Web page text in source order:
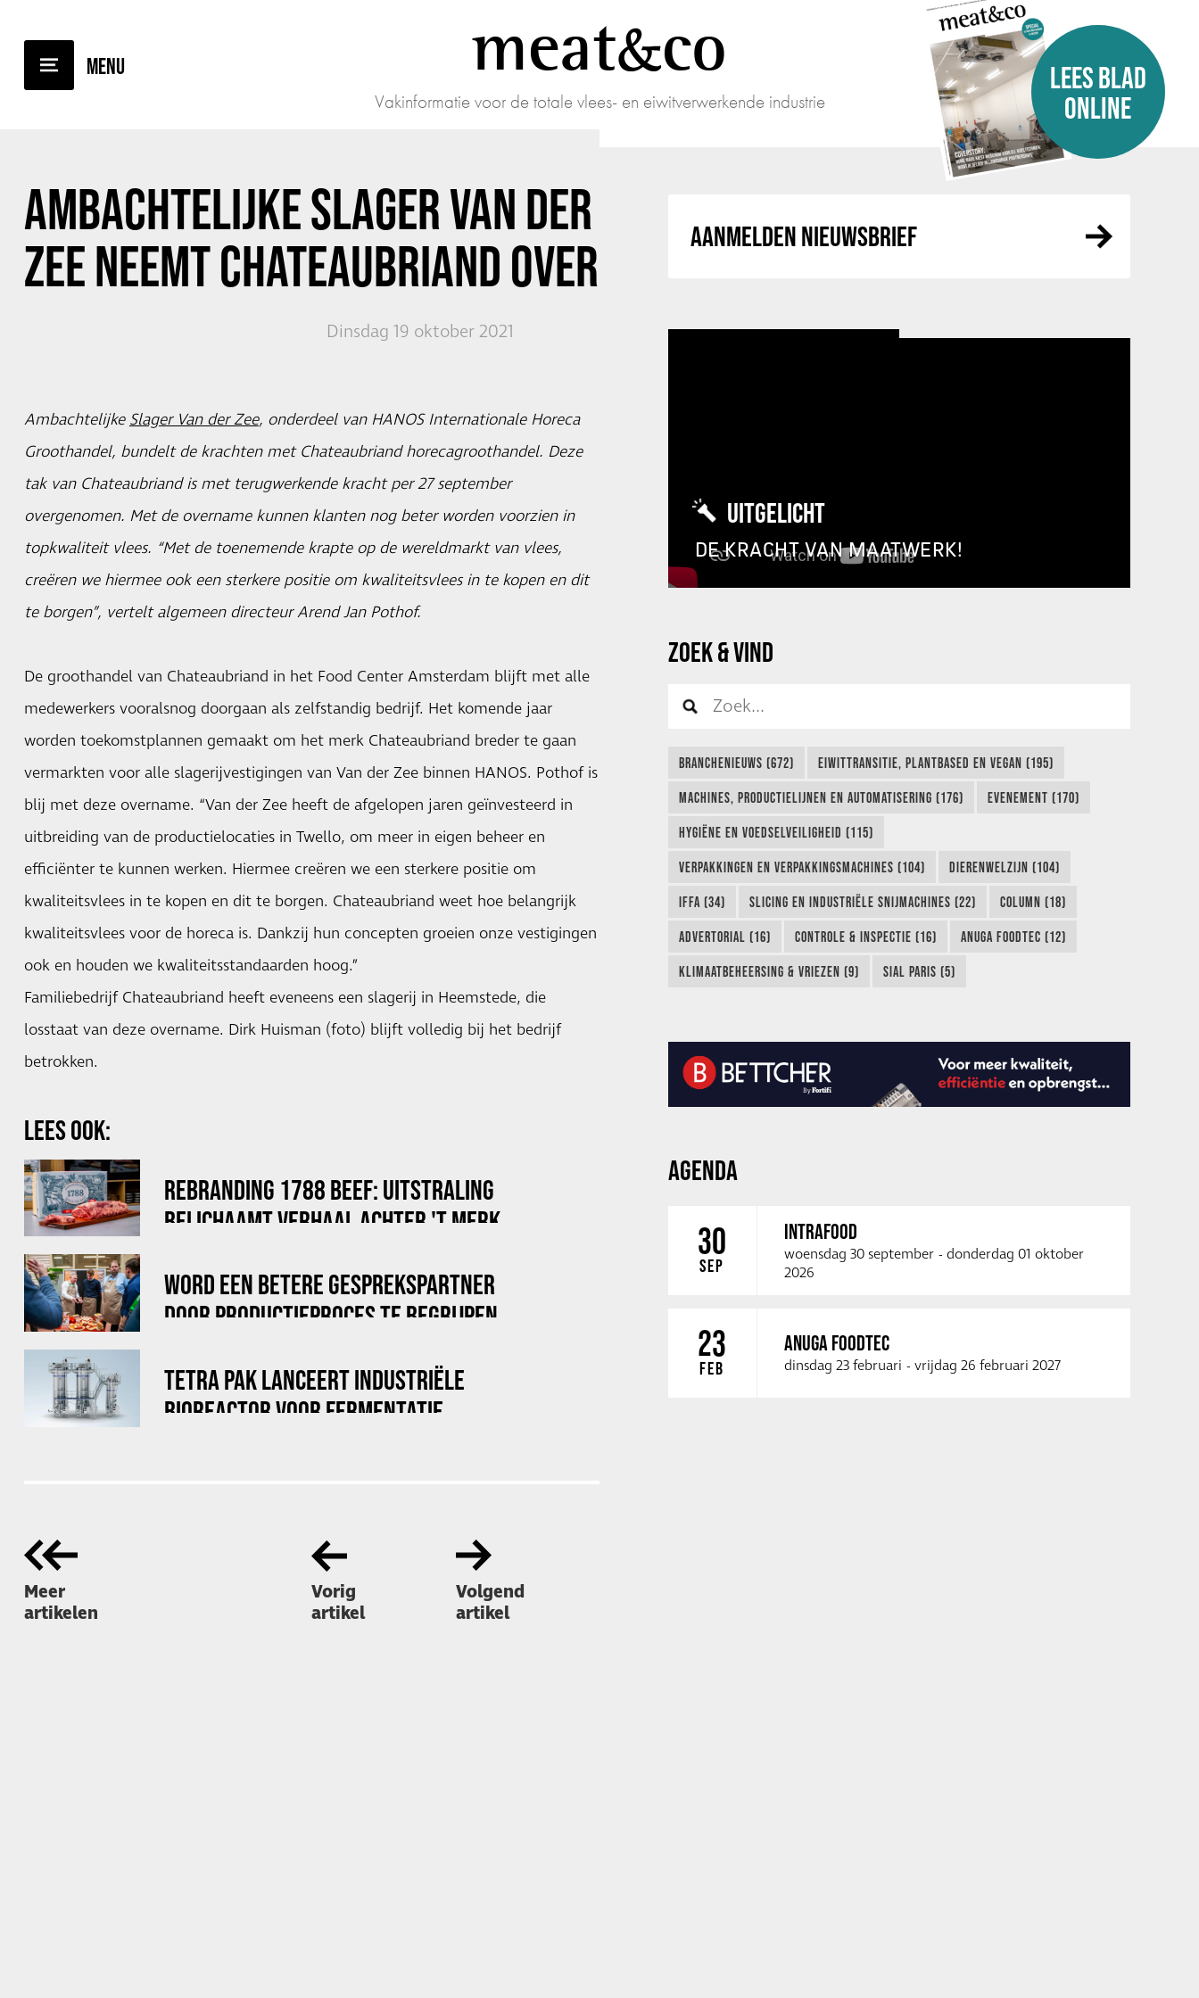
meatco
Vakinformatie voor de totale vlees- en eiwitverwerkende industrie
LEES BLAD
ONLINE
AMBACHTELIJKE SLAGER VAN DER
ZEE NEEMT CHATEAUBRIAND OVER
Dinsdag 19 oktober 2021
Ambachtelijke Slager Van der Zee, onderdeel van HANOS Internationale Horeca
Groothandel, bundelt de krachten met Chateaubriand horecagroothandel. Deze
tak van Chateaubriand is met terugwerkende kracht per 27 september
overgenomen. Met de overname kunnen klanten nog beter worden voorzien in
topkwaliteit vlees. “Met de toenemende krapte op de wereldmarkt van vlees,
creëren we hiermee ook een sterkere positie om kwaliteitsvlees in te kopen en dit
te borgen”, vertelt algemeen directeur Arend Jan Pothof.
De groothandel van Chateaubriand in het Food Center Amsterdam blijft met alle
medewerkers vooralsnog doorgaan als zelfstandig bedrijf. Het komende jaar
worden toekomstplannen gemaakt om het merk Chateaubriand breder te gaan
vermarkten voor alle slagerijvestigingen van Van der Zee binnen HANOS. Pothof is
blij met deze overname. “Van der Zee heeft de afgelopen jaren geïnvesteerd in
uitbreiding van de productielocaties in Twello, om meer in eigen beheer en
efficiënter te kunnen werken. Hiermee creëren we een sterkere positie om
kwaliteitsvlees in te kopen en dit te borgen. Chateaubriand weet hoe belangrijk
kwaliteitsvlees voor de horeca is. Dankzij hun concepten groeien onze vestigingen
ook en houden we kwaliteitsstandaarden hoog.”
Familiebedrijf Chateaubriand heeft eveneens een slagerij in Heemstede, die
losstaat van deze overname. Dirk Huisman (foto) blijft volledig bij het bedrijf
betrokken.
LEES OOK:
REBRANDING 1788 BEEF: UITSTRALING
BELICHAAMT VERHAAL ACHTER 'T MERK
WORD EEN BETERE GESPREKSPARTNER
DOOR PRODUCTIEPROCES TE BEGRIJPEN
TETRA PAK LANCEERT INDUSTRIËLE
BIOREACTOR VOOR FERMENTATIE
Meer
artikelen
Vorig
artikel
Volgend
artikel
AANMELDEN NIEUWSBRIEF
UITGELICHT
DE KRACHT VAN MAATWERK!
ZOEK & VIND
BRANCHENIEUWS (672) EIWITTRANSITIE, PLANTBASED EN VEGAN (195)
MACHINES, PRODUCTIELIJNEN EN AUTOMATISERING (176) EVENEMENT (170)
HYGIËNE EN VOEDSELVEILIGHEID (115)
VERPAKKINGEN EN VERPAKKINGSMACHINES (104) DIERENWELZIJN (104)
IFFA (34) SLICING EN INDUSTRIËLE SNIJMACHINES (22) COLUMN (18)
ADVERTORIAL (16) CONTROLE & INSPECTIE (16) ANUGA FOODTEC (12)
KLIMAATBEHEERSING & VRIEZEN (9) SIAL PARIS (5)
AGENDA
30
SEP
INTRAFOOD
woensdag 30 september - donderdag 01 oktober
2026
23
FEB
ANUGA FOODTEC
dinsdag 23 februari - vrijdag 26 februari 2027